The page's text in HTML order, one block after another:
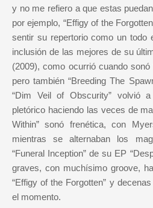
y no me refiero a que estas
por ejemplo, “Effigy of the
sentir su repertorio como un todo
inclusión de las mejores de su
(2009), como ocurrió cuando sonó
pero también “Breeding The
“Dim Veil of Obscurity” volvió
pletórico haciendo las veces de
Within” sonó frenética, con
mientras se alternaban los
“Funeral Inception” de su EP
graves, con muchísimo groove,
“Effigy of the Forgotten” y
el momento.